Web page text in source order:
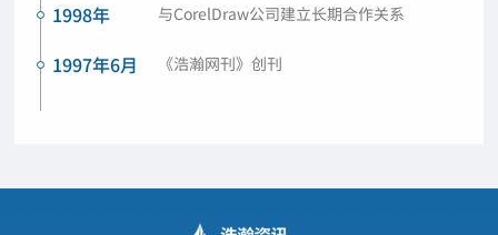
1998年 与CorelDraw公司建立长期合作关系
1997年6月 《浩瀚网刊》创刊